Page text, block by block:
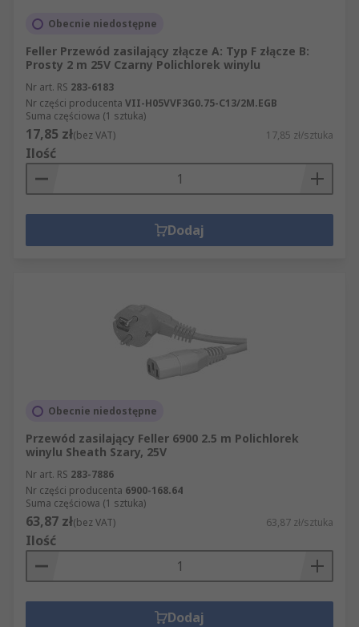
Obecnie niedostępne
Feller Przewód zasilający złącze A: Typ F złącze B:
Prosty 2 m 25V Czarny Polichlorek winylu
Nr art. RS 283-6183
Nr części producenta VII-H05VVF3G0.75-C13/2M.EGB
Suma częściowa (1 sztuka)
17,85 zł(bez VAT) 17,85 zł/sztuka
Ilość
Dodaj
Obecnie niedostępne
Przewód zasilający Feller 6900 2.5 m Polichlorek
winylu Sheath Szary, 25V
Nr art. RS 283-7886
Nr części producenta 6900-168.64
Suma częściowa (1 sztuka)
63,87 zł(bez VAT) 63,87 zł/sztuka
Ilość
Dodaj